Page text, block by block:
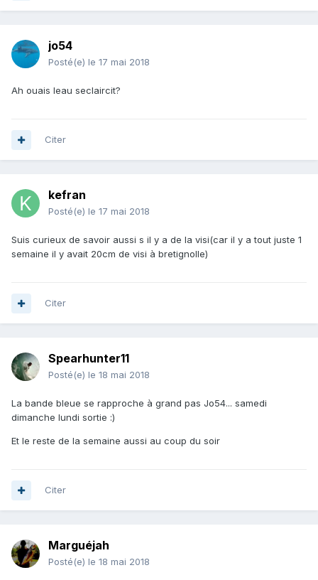
jo54
Posté(e) le 17 mai 2018
Ah ouais leau seclaircit?
Citer
kefran
Posté(e) le 17 mai 2018
Suis curieux de savoir aussi s il y a de la visi(car il y a tout juste 1
semaine il y avait 20cm de visi à bretignolle)
Citer
Spearhunter11
Posté(e) le 18 mai 2018
La bande bleue se rapproche à grand pas Jo54... samedi
dimanche lundi sortie :)
Et le reste de la semaine aussi au coup du soir
Citer
Marguéjah
Posté(e) le 18 mai 2018